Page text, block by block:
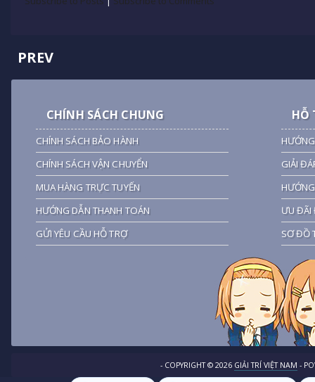
PREV
CHÍNH SÁCH CHUNG
CHÍNH SÁCH BẢO HÀNH
CHÍNH SÁCH VẬN CHUYỂN
MUA HÀNG TRỰC TUYẾN
HƯỚNG DẪN THANH TOÁN
GỬI YÊU CẦU HỖ TRỢ
HỖ
GIẢI
ƯU ĐÃI
SƠ ĐỒ
- COPYRIGHT © 2026 GIẢI TRÍ VIỆT NAM -